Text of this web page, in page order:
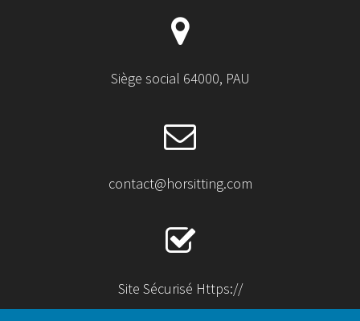
Siège social 64000, PAU
contact@horsitting.com
Site Sécurisé Https://